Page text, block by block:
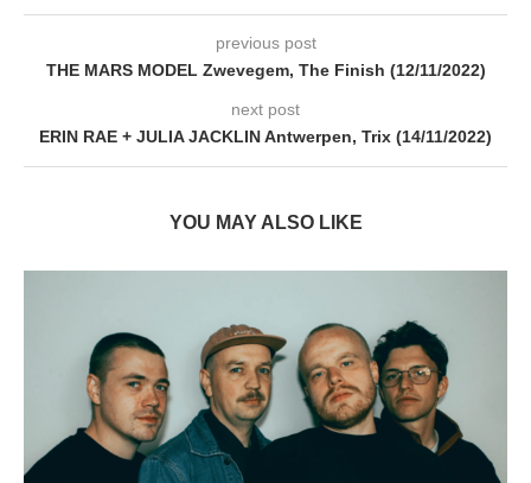
previous post
THE MARS MODEL Zwevegem, The Finish (12/11/2022)
next post
ERIN RAE + JULIA JACKLIN Antwerpen, Trix (14/11/2022)
YOU MAY ALSO LIKE